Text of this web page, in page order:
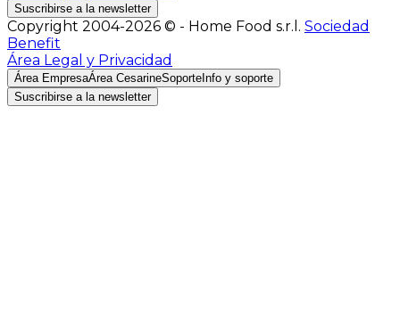
Suscribirse a la newsletter
Copyright 2004-2026 © - Home Food s.r.l. Sociedad
Benefit
Área Legal y Privacidad
Área EmpresaÁrea CesarineSoporte Info y soporte
Suscribirse a la newsletter